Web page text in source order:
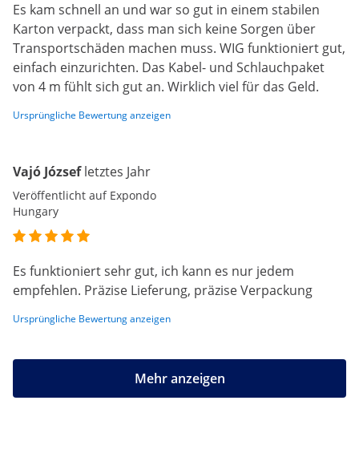
Es kam schnell an und war so gut in einem stabilen
Karton verpackt, dass man sich keine Sorgen über
Transportschäden machen muss. WIG funktioniert gut,
einfach einzurichten. Das Kabel- und Schlauchpaket
von 4 m fühlt sich gut an. Wirklich viel für das Geld.
Ursprüngliche Bewertung anzeigen
Vajó Józsefletztes Jahr
Veröffentlicht auf Expondo
Hungary
Es funktioniert sehr gut, ich kann es nur jedem
empfehlen. Präzise Lieferung, präzise Verpackung
Ursprüngliche Bewertung anzeigen
Mehr anzeigen